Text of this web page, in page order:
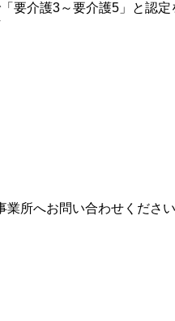
要介護3～要介護5」と認
所へお問い合わせください